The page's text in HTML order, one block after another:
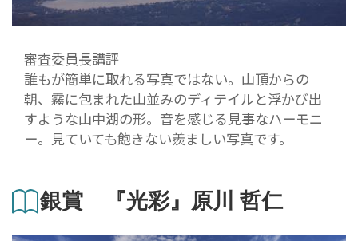
審査委員長講評
誰もが簡単に取れる写真ではない。山頂からの
朝、霧に包まれた山並みのディテイルと浮かび出
すような山中湖の形。音を感じる見事なハーモニ
ー。見ていても飽きない羨ましい写真です。
銀賞 『光彩』原川 哲仁